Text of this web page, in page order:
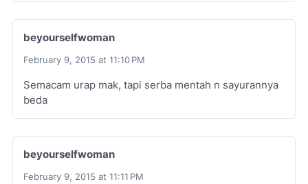
beyourselfwoman
February 9, 2015 at 11:10 PM
Semacam urap mak, tapi serba mentah n sayurannya
beda
beyourselfwoman
February 9, 2015 at 11:11 PM